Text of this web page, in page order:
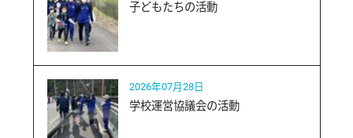
子どもたちの活動
2026年07月28日
学校運営協議会の活動